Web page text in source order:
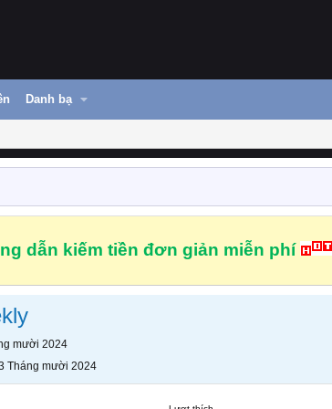
Danh bạ
dẫn kiếm tiền đơn giản miễn phí
mười 2024
Tháng mười 2024